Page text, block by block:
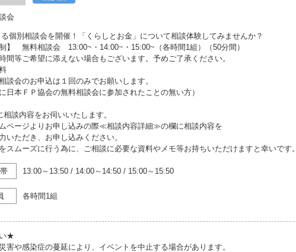
会
る個別相談会を開催！「くらしとお金」について相談体験してみませんか？
制】 無料相談会 13:00~・14:00~・15:00~（各時間1組）（50分間）
間等ご希望に添えない場合もございます。予めご了承ください。
談会のお申込は１回のみでお願いします。
に日本ＦＰ協会の無料相談会に参加されたことの無い方）
相談内容をお伺いいたします。
ページよりお申し込みの際≪相談内容詳細≫の欄に相談内容を
いただき、お申し込みください。
スムーズに行う為に、ご相談に必要な資料やメモ等お持ちいただけますと幸いです。
13:00～13:50 / 14:00～14:50 / 15:00～15:50
各時間1組
★
害や感染症の蔓延により、イベントを中止する場合があります。